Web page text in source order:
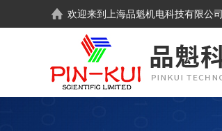
欢迎来到 上海品魁机电科技有限公司